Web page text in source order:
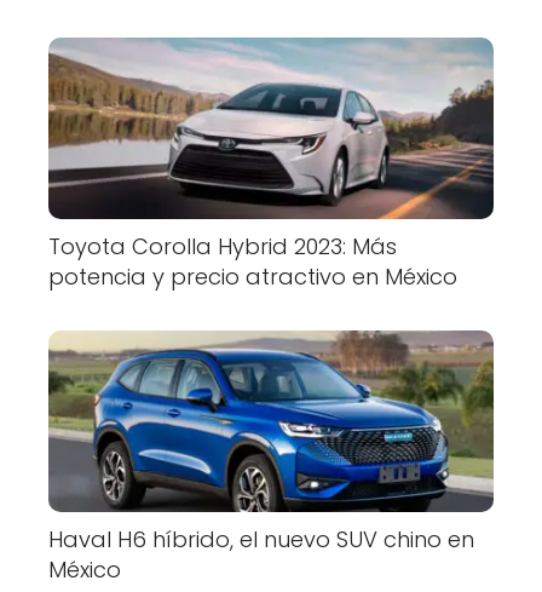
Toyota Corolla Hybrid 2023: Más
potencia y precio atractivo en México
Haval H6 híbrido, el nuevo SUV chino en
México